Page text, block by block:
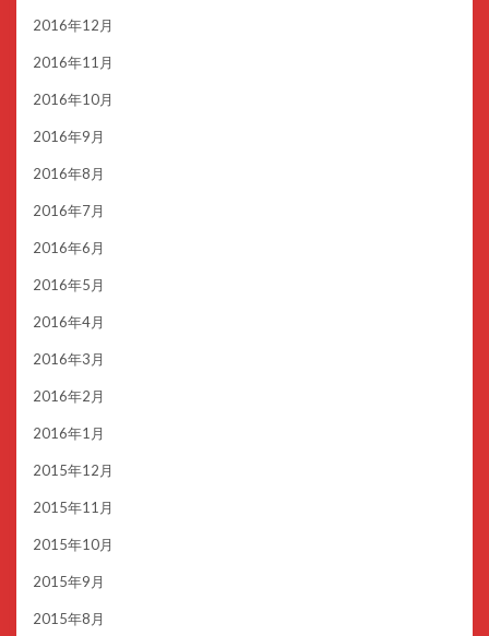
2016年12月
2016年11月
2016年10月
2016年9月
2016年8月
2016年7月
2016年6月
2016年5月
2016年4月
2016年3月
2016年2月
2016年1月
2015年12月
2015年11月
2015年10月
2015年9月
2015年8月